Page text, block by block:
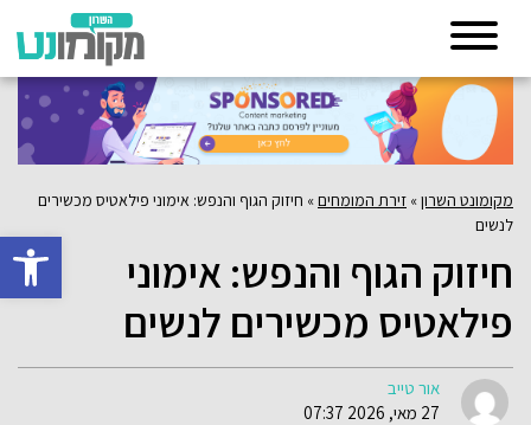
פתח
מקומונט השרון» זירת המומחים» חיזוק הגוף והנפש: אימוני פילאטיס מכשירים
לנשים
חיזוק הגוף והנפש: אימוני
פילאטיס מכשירים לנשים
אור טייב
27 מאי, 2026 07:37